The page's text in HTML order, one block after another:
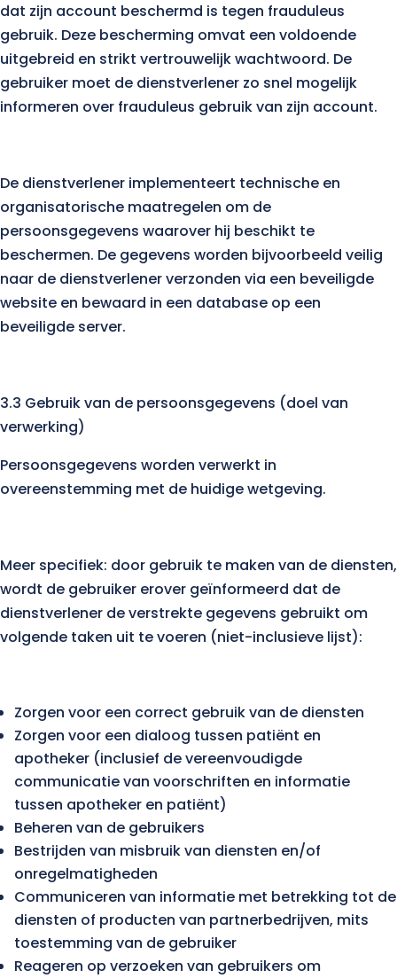
dat zijn account beschermd is tegen frauduleus
gebruik. Deze bescherming omvat een voldoende
uitgebreid en strikt vertrouwelijk wachtwoord. De
gebruiker moet de dienstverlener zo snel mogelijk
informeren over frauduleus gebruik van zijn account.
De dienstverlener implementeert technische en
organisatorische maatregelen om de
persoonsgegevens waarover hij beschikt te
beschermen. De gegevens worden bijvoorbeeld veilig
naar de dienstverlener verzonden via een beveiligde
website en bewaard in een database op een
beveiligde server.
3.3 Gebruik van de persoonsgegevens (doel van
verwerking)
Persoonsgegevens worden verwerkt in
overeenstemming met de huidige wetgeving.
Meer specifiek: door gebruik te maken van de diensten,
wordt de gebruiker erover geïnformeerd dat de
dienstverlener de verstrekte gegevens gebruikt om
volgende taken uit te voeren (niet-inclusieve lijst):
Zorgen voor een correct gebruik van de diensten
Zorgen voor een dialoog tussen patiënt en
apotheker (inclusief de vereenvoudigde
communicatie van voorschriften en informatie
tussen apotheker en patiënt)
Beheren van de gebruikers
Bestrijden van misbruik van diensten en/of
onregelmatigheden
Communiceren van informatie met betrekking tot de
diensten of producten van partnerbedrijven, mits
toestemming van de gebruiker
Reageren op verzoeken van gebruikers om